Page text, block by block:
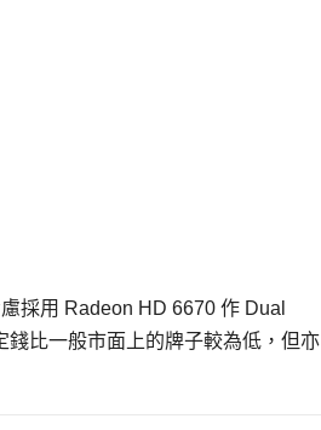
採用 Radeon HD 6670 作 Dual
比一般市面上的牌子較為低，但亦